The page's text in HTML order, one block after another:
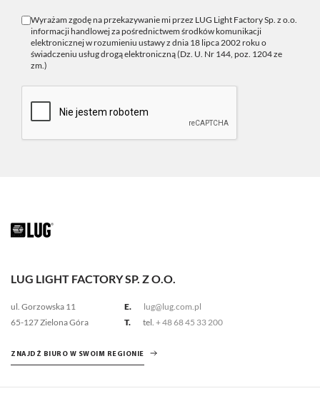
Wyrażam zgodę na przekazywanie mi przez LUG Light Factory Sp. z o.o.
informacji handlowej za pośrednictwem środków komunikacji
elektronicznej w rozumieniu ustawy z dnia 18 lipca 2002 roku o
świadczeniu usług drogą elektroniczną (Dz. U. Nr 144, poz. 1204 ze
zm.)
LUG LIGHT FACTORY SP. Z O.O.
ul. Gorzowska 11
65-127 Zielona Góra
E.
lug@lug.com.pl
T.
tel. + 48 68 45 33 200
ZNAJDŹ BIURO W SWOIM REGIONIE